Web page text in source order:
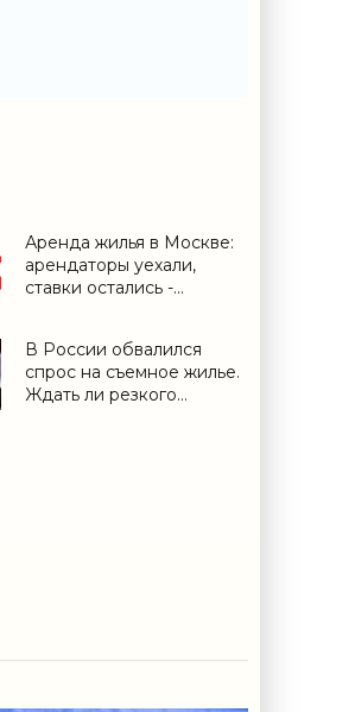
Аренда жилья в Москве:
арендаторы уехали,
ставки остались -
В России обвалился
спрос на съемное жилье.
Ждать ли резкого